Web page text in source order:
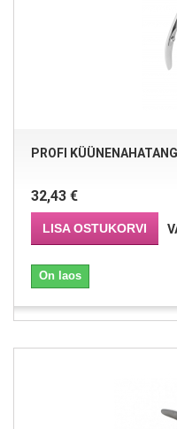
PROFI
32,43 €
LISA OSTUKORVI
On laos